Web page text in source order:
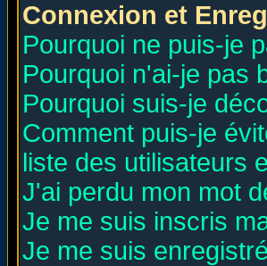
Connexion et
Pourquoi ne puis-je
Pourquoi n'ai-je pas
Pourquoi suis-je
Comment puis-je
liste des utilisateurs
J'ai perdu mon mot
Je me suis inscris
Je me suis